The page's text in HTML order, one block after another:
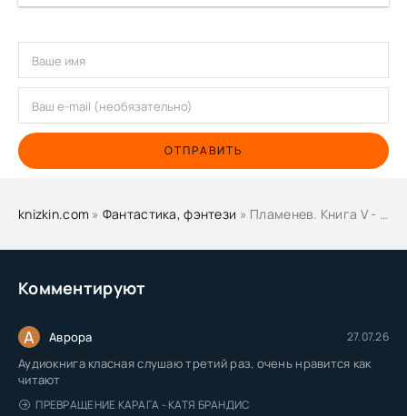
Комментируют
А Аврора 27.07.26
Аудиокнига класная слушаю третий раз, очень нравится как
читают
ПРЕВРАЩЕНИЕ КАРАГА - КАТЯ БРАНДИС
ОТПРАВИТЬ
knizkin.com » Фантастика, фэнтези » Пламенев. Книга V - Юрий Розин, Сергей Карелин